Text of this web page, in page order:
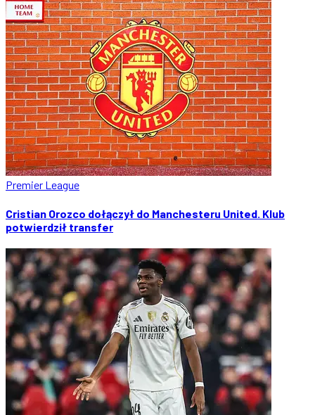
Premier League
Cristian Orozco dołączył do Manchesteru United. Klub
potwierdził transfer